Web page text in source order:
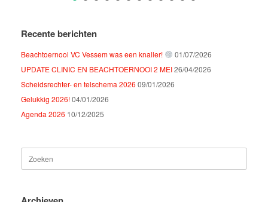
Recente berichten
Beachtoernooi VC Vessem was een knaller!
01/07/2026
UPDATE CLINIC EN BEACHTOERNOOI 2 MEI26/04/2026
Scheidsrechter- en telschema 2026 09/01/2026
Gelukkig 2026!04/01/2026
Agenda 2026 10/12/2025
naar: